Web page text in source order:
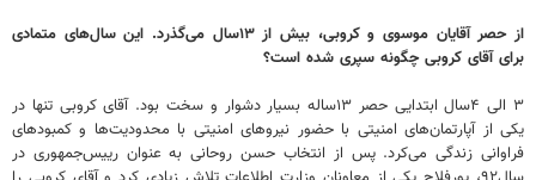
‌از حصر آقایان موسوی و کروبی، بیش از ۱۳سال می‌گذرد. این سال‌های متمادی
برای آقای کروبی چگونه سپری شده است؟
۳ الی ۴سال ابتدایی حصر ۱۳ساله بسیار دشوار و سخت بود. آقای کروبی تنها در
یکی از آپارتمان‌های امنیتی با حضور نیروهای امنیتی با محدودیت‌ها و کمبودهای
فراوانی زندگی می‌کرد. پس از انتخاب حسن روحانی به عنوان رییس‌جمهوری در